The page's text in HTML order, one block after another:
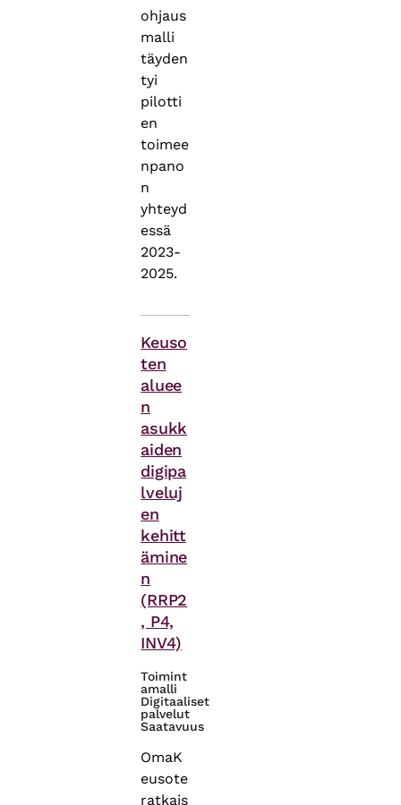
ohjaus
malli
täyden
tyi
pilotti
en
toimee
npano
n
yhteyd
essä
2023-
2025.
Keuso
ten
aluee
n
asukk
aiden
digipa
lveluj
en
kehitt
ämine
n
(RRP2
, P4,
INV4)
Toimint
amalli
Digitaaliset
palvelut
Saatavuus
OmaK
eusote
ratkais